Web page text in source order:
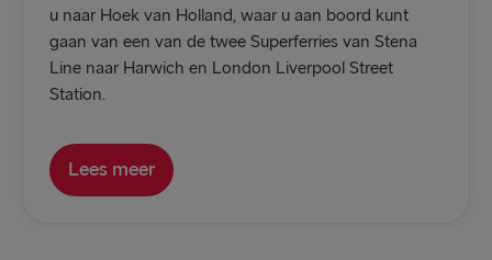
u naar Hoek van Holland, waar u aan boord kunt
gaan van een van de twee Superferries van Stena
Line naar Harwich en London Liverpool Street
Station.
Lees meer